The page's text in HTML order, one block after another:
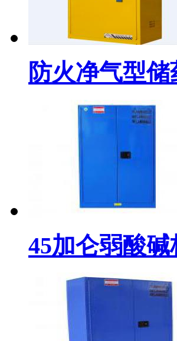
防火净气型
45加仑弱酸碱